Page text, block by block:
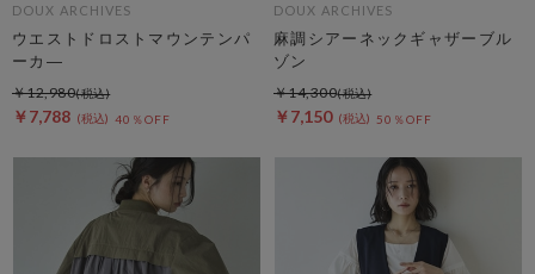
DOUX ARCHIVES
ウエストドロストマウンテンパ
ーカ―
￥7,788 40％OFF
￥12,980
DOUX ARCHIVES
麻調シアーネックギャザーブル
ゾン
￥7,150 50％OFF
￥14,300